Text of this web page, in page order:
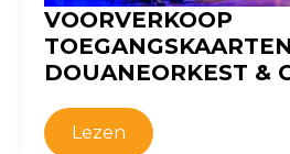
VOORVERKOOP
TOEGANGSKAARTEN
DOUANEORKEST &
Lezen